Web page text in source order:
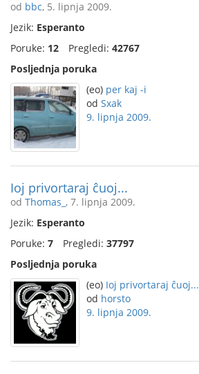
od bbc, 5. lipnja 2009.
Jezik: Esperanto
Poruke: 12 Pregledi: 42767
Posljednja poruka
(eo) per kaj -i
od Sxak
9. lipnja 2009.
Ioj privortaraj ĉuoj...
od Thomas_ , 7. lipnja 2009.
Jezik: Esperanto
Poruke: 7 Pregledi: 37797
Posljednja poruka
(eo) Ioj privortaraj ĉuoj...
od horsto
9. lipnja 2009.